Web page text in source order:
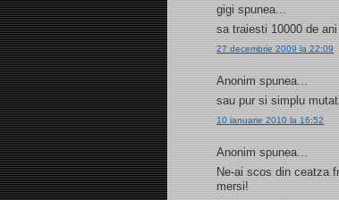
gigi spunea...
sa traiesti 10000 de
27 decembrie 2009 la 22:09
Anonim spunea...
sau pur si simplu
10 ianuarie 2010 la 16:52
Anonim spunea...
Ne-ai scos din ceatza
mersi!